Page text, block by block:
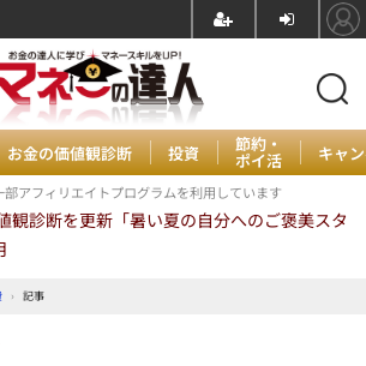
お金の価値観診断 投資 節約・
ポイ活 キャ
アフィリエイトプログラムを利用しています
観診断を更新「暑い夏の自分へのご褒美スタ
› 記事